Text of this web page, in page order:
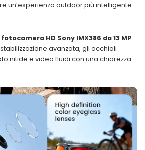
un’esperienza outdoor più intelligente
HD Sony IMX386 da 13 MP
avanzata, gli occhiali
nitide e video fluidi con una chiarezza